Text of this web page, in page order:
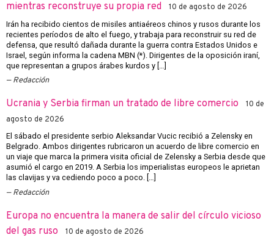
mientras reconstruye su propia red
10 de agosto de 2026
Irán ha recibido cientos de misiles antiaéreos chinos y rusos durante los
recientes períodos de alto el fuego, y trabaja para reconstruir su red de
defensa, que resultó dañada durante la guerra contra Estados Unidos e
Israel, según informa la cadena MBN (*). Dirigentes de la oposición iraní,
que representan a grupos árabes kurdos y […]
Redacción
Ucrania y Serbia firman un tratado de libre comercio
10 de
agosto de 2026
El sábado el presidente serbio Aleksandar Vucic recibió a Zelensky en
Belgrado. Ambos dirigentes rubricaron un acuerdo de libre comercio en
un viaje que marca la primera visita oficial de Zelensky a Serbia desde que
asumió el cargo en 2019. A Serbia los imperialistas europeos le aprietan
las clavijas y va cediendo poco a poco. […]
Redacción
Europa no encuentra la manera de salir del círculo vicioso
del gas ruso
10 de agosto de 2026